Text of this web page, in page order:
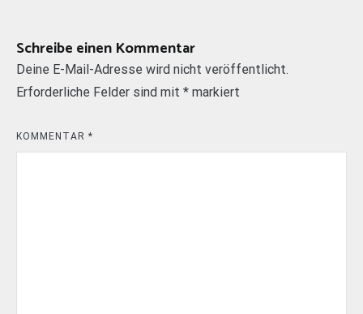
Schreibe einen Kommentar
Deine E-Mail-Adresse wird nicht veröffentlicht.
Erforderliche Felder sind mit * markiert
KOMMENTAR *